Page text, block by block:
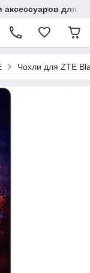
аксессуаров для
Чохли для ZTE